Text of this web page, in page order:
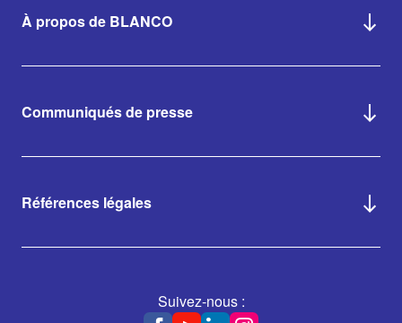
À propos de BLANCO
Communiqués de presse
Références légales
Suivez-nous :